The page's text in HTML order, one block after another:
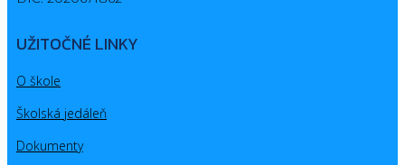
UŽITOČNÉ LINKY
O škole
Školská jedáleň
Dokumenty